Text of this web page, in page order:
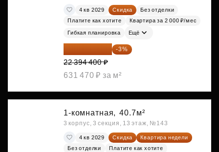
4 кв 2029 Скидка
Без отделки
Платите как хотите
Квартира за 2 000 ₽/мес
Гибкая планировка Ещё
21 722 568 ₽ -3%
22 394 400 ₽
631 470 ₽ за м²
1-комнатная, 40.7м²
3 корпус, 3 секция, 13 этаж, №143
4 кв 2029 Скидка
Квартира недели
Без отделки
Платите как хотите